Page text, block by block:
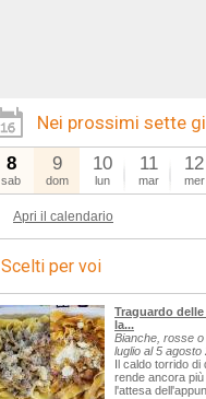
Nei prossimi sette
8
sab
9
dom
10
lun
11
mar
12
mer
Apri il calendario
Scelti per voi
Traguardo
la...
Bianche, rosse
luglio al 5 agosto
Il caldo torrido di
rende ancora
l'attesa